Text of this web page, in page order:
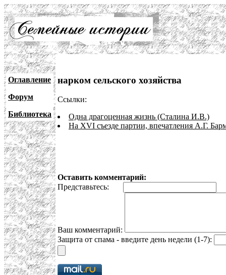
Оглавление
Форум
Библиотека
нарком сельского хозяйства
Ссылки:
Одна драгоценная жизнь (Сталина И.В.)
На XVI съезде партии, впечатления А.Г.
Оставить комментарий:
Представьтесь:
Ваш комментарий:
Защита от спама - введите день недели (1-7):